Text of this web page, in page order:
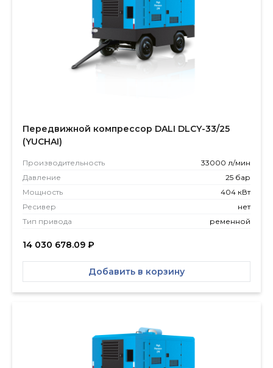
Передвижной компрессор DALI DLCY-33/25
(YUCHAI)
Производитель­ность
33000 л/мин
Давление
25 бар
Мощность
404 кВт
Ресивер
нет
Тип привода
ременной
14 030 678.09 ₽
Добавить в корзину